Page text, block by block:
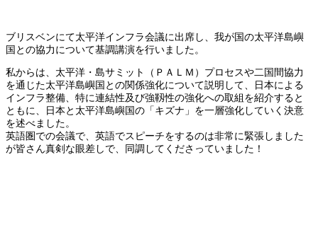
ブリスベンにて太平洋インフラ会議に出席し、我が国の太平洋島嶼
国との協力について基調講演を行いました。
私からは、太平洋・島サミット（ＰＡＬＭ）プロセスや二国間協力
を通じた太平洋島嶼国との関係強化について説明して、日本による
インフラ整備、特に連結性及び強靱性の強化への取組を紹介すると
ともに、日本と太平洋島嶼国の「キズナ」を一層強化していく決意
を述べました。
英語圏での会議で、英語でスピーチをするのは非常に緊張しました
が皆さん真剣な眼差しで、同調してくださっていました！